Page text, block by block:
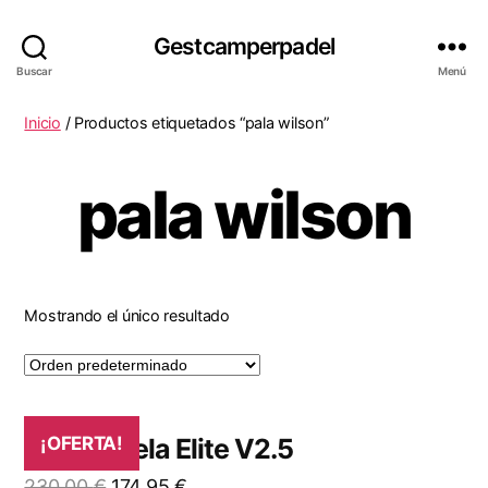
Buscar
Gestcamperpadel
Menú
Inicio / Productos etiquetados “pala wilson”
pala wilson
Mostrando el único resultado
¡OFERTA!
Wilson Bela Elite V2.5